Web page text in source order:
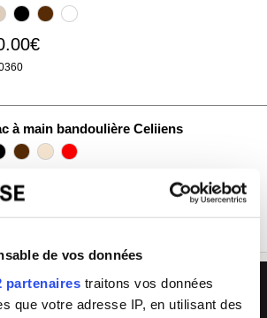
de vos données
partenaires traitons vos données
que votre adresse IP, en utilisant des
à main bandoulière Celiiens
Bleu Cerise
💬